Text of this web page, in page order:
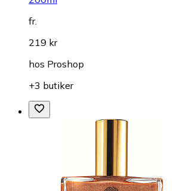
fr.
219 kr
hos Proshop
+3 butiker